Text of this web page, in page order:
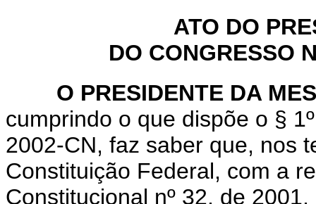
ATO DO
DO CONGRESSO
O PRESIDENTE DA
cumprindo o que dispõe o §
2002-CN, faz saber que, nos
Constituição Federal, com a
Constitucional nº 32, de